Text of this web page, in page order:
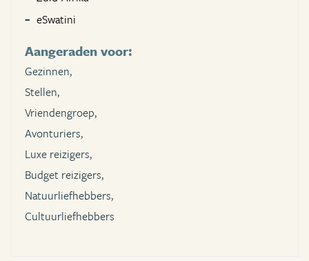
eSwatini
Aangeraden voor:
Gezinnen,
Stellen,
Vriendengroep,
Avonturiers,
Luxe reizigers,
Budget reizigers,
Natuurliefhebbers,
Cultuurliefhebbers